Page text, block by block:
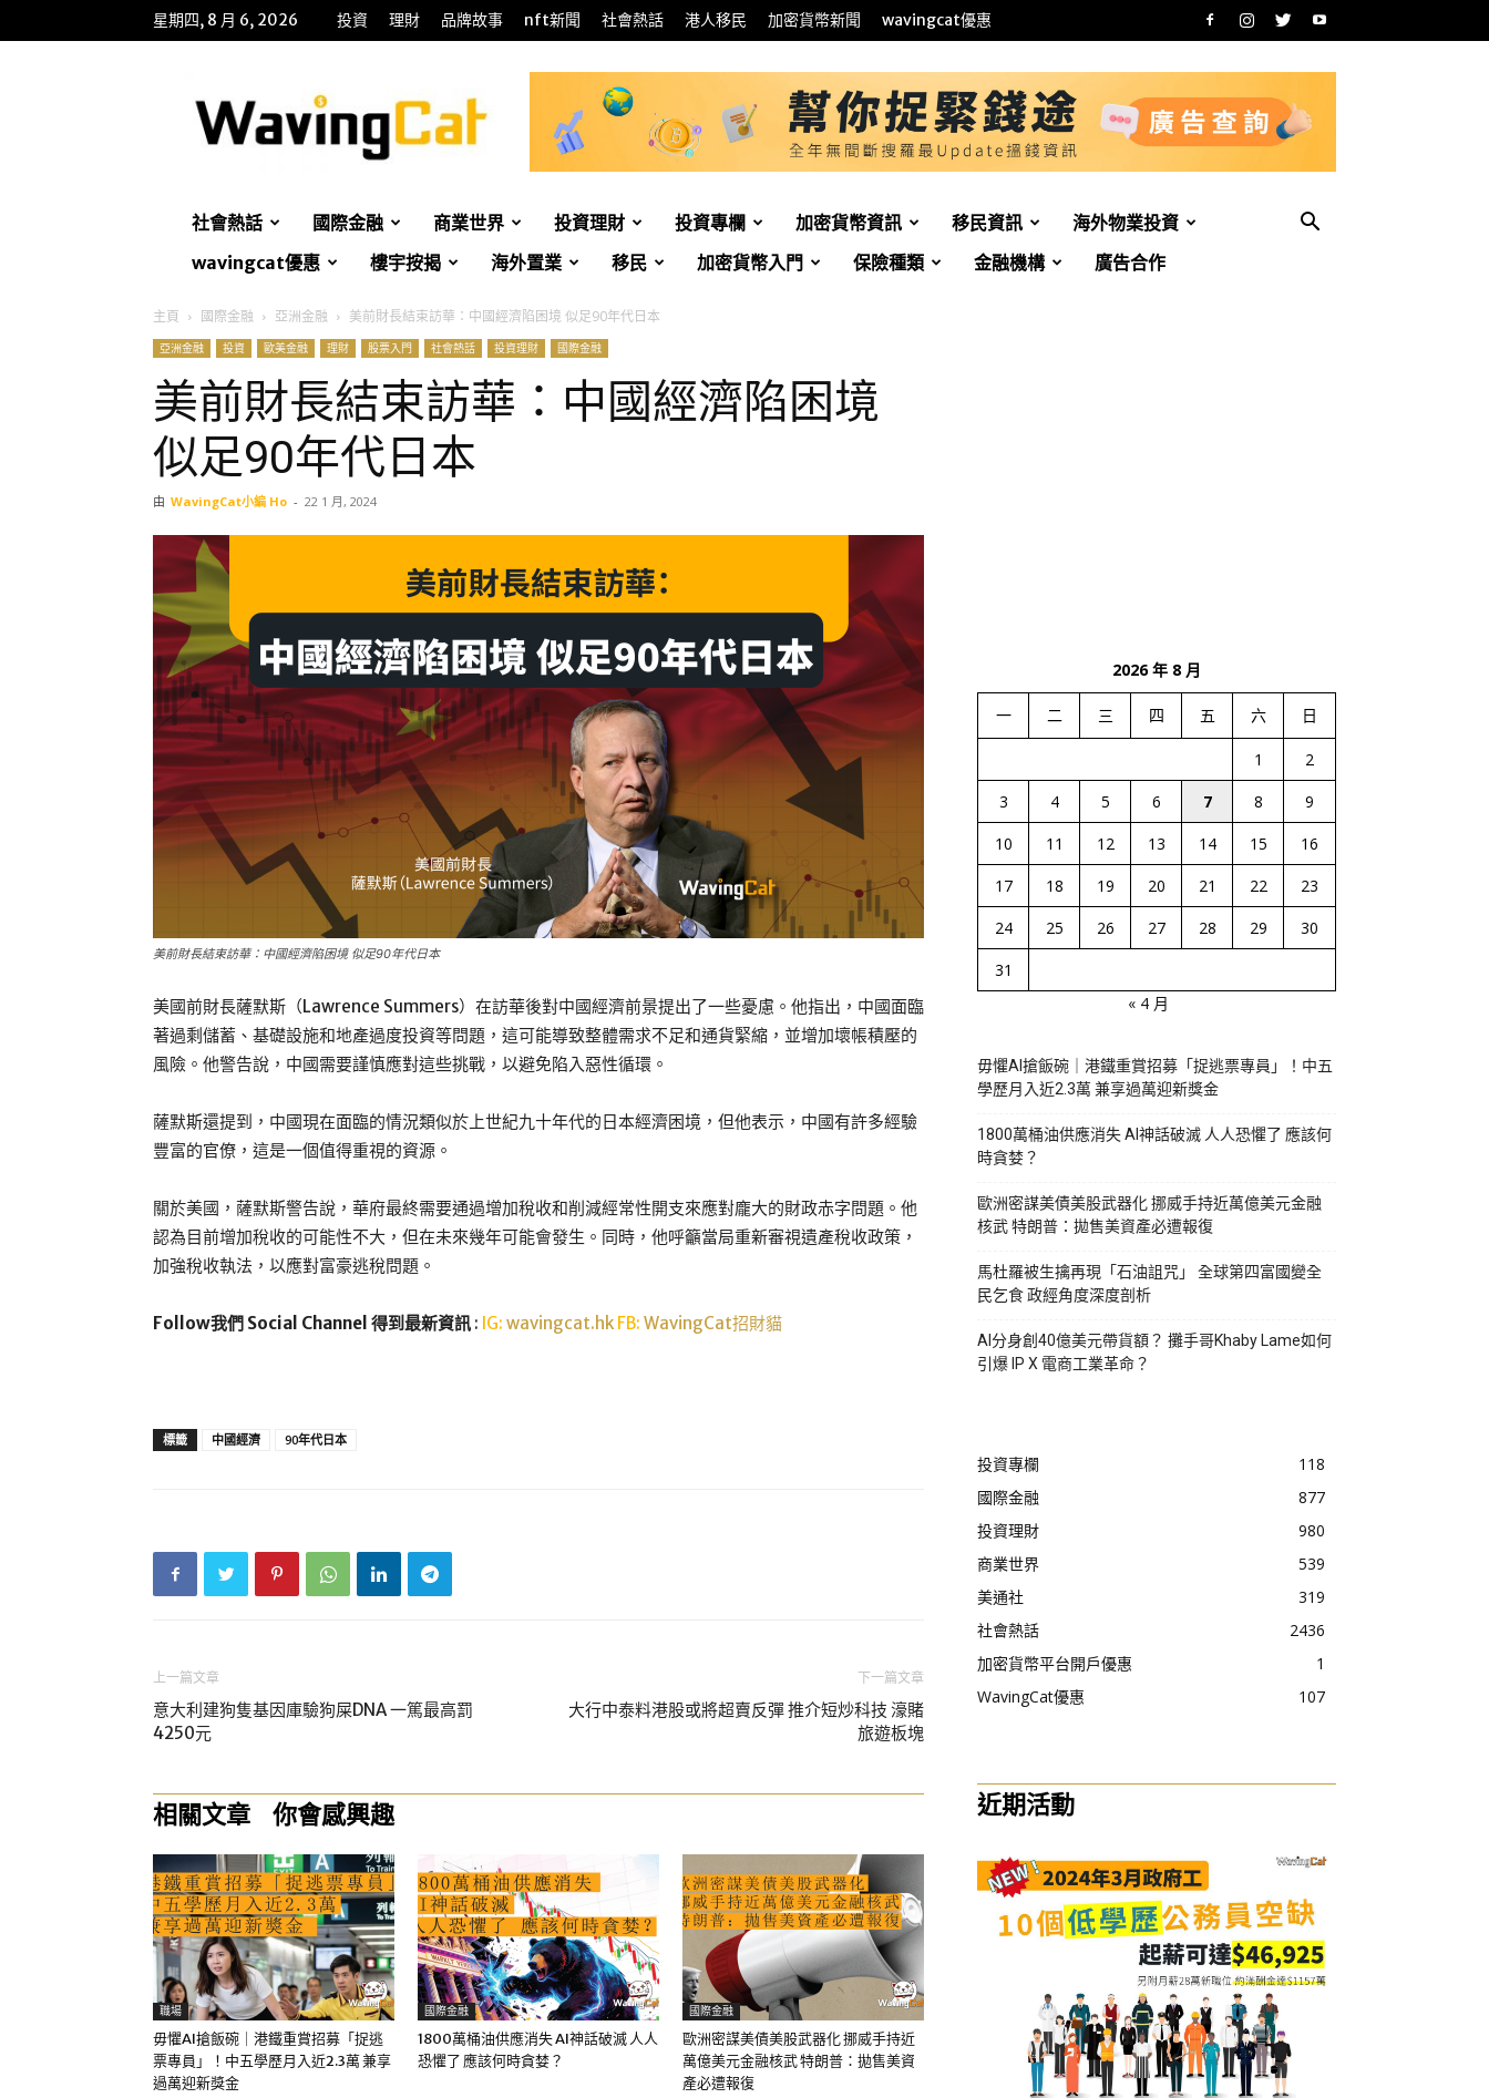
星期四, 8 月 6, 2026 投資 理財 品牌故事 nft新聞 社會熱話 港人移民 加密貨幣新聞 wavingcat優惠
招
財
貓
社會熱話 國際金融 商業世界 投資理財 投資專欄 加密貨幣資訊 移民資訊
海外物業投資
wavingcat優惠
樓宇按揭 海外置業 移民 加密貨幣入門 保險種類 金融機構 廣告合作
主頁 國際金融 亞洲金融 美前財長結束訪華：中國經濟陷困境 似足90年代日本
亞洲金融 投資 歐美金融 理財 股票入門 社會熱話 投資理財 國際金融
美前財長結束訪華：中國經濟陷困境
似足90年代日本
由 WavingCat小編 Ho - 22 1 月, 2024
美前財長結束訪華：中國經濟陷困境 似足90年代日本
美國前財長薩默斯（Lawrence Summers）在訪華後對中國經濟前景提出了一些憂慮。他指出，中國面臨
著過剩儲蓄、基礎設施和地產過度投資等問題，這可能導致整體需求不足和通貨緊縮，並增加壞帳積壓的
風險。他警告說，中國需要謹慎應對這些挑戰，以避免陷入惡性循環。
薩默斯還提到，中國現在面臨的情況類似於上世紀九十年代的日本經濟困境，但他表示，中國有許多經驗
豐富的官僚，這是一個值得重視的資源。
關於美國，薩默斯警告說，華府最終需要通過增加稅收和削減經常性開支來應對龐大的財政赤字問題。他
認為目前增加稅收的可能性不大，但在未來幾年可能會發生。同時，他呼籲當局重新審視遺產稅收政策，
加強稅收執法，以應對富豪逃稅問題。
Follow我們 Social Channel 得到最新資訊 : IG: wavingcat.hkFB: WavingCat招財貓
標籤 中國經濟 90年代日本
上一篇文章
意大利建狗隻基因庫驗狗屎DNA 一篤最高罰
4250元
下一篇文章
大行中泰料港股或將超賣反彈 推介短炒科技 濠賭
旅遊板塊
相關文章 你會感興趣
職場
毋懼AI搶飯碗｜港鐵重賞招募「捉逃
票專員」！中五學歷月入近2.3萬 兼享
過萬迎新獎金
國際金融
1800萬桶油供應消失 AI神話破滅 人人
恐懼了 應該何時貪婪？
國際金融
歐洲密謀美債美股武器化 挪威手持近
萬億美元金融核武 特朗普：拋售美資
產必遭報復
2026 年 8 月
一 二 三 四 五 六 日
1
2
3
4 5 6 7 8
9
10
11 12 13 14 15
16
17
18 19 20 21 22
23
24
25 26 27 28 29
30
31
« 4 月
毋懼AI搶飯碗｜港鐵重賞招募「捉逃票專員」！中五
學歷月入近2.3萬 兼享過萬迎新獎金
1800萬桶油供應消失 AI神話破滅 人人恐懼了 應該何
時貪婪？
歐洲密謀美債美股武器化 挪威手持近萬億美元金融
核武 特朗普：拋售美資產必遭報復
馬杜羅被生擒再現「石油詛咒」 全球第四富國變全
民乞食 政經角度深度剖析
AI分身創40億美元帶貨額？ 攤手哥Khaby Lame如何
引爆 IP X 電商工業革命？
投資專欄
118
國際金融
877
投資理財
980
商業世界
539
美通社
319
社會熱話
2436
加密貨幣平台開戶優惠
1
WavingCat優惠
107
近期活動